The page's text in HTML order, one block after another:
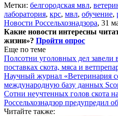
Метки: белгородская мвл,
лаборатория, крс, мвл, обучение,
Новости Россельхознадзора, 31
Какие новости интересны
жизни»? Пройти опрос
Еще по теме
Полсотни уголовных дел
поставках скота, мяса и
Научный журнал «Ветеринария
международную базу данных
Сотни неучтенных голов скота
Россельхознадзор предупредил
Читайте также: